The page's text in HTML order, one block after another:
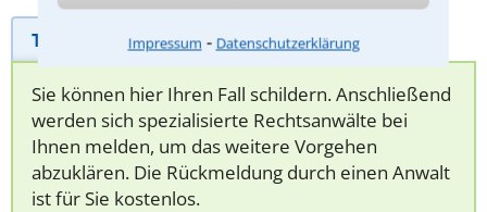
Impressum ⁃ Datenschutzerklärung
Telefonhilfe Beratungsanfrage
Sie können hier Ihren Fall schildern. Anschließend
werden sich spezialisierte Rechtsanwälte bei
Ihnen melden, um das weitere Vorgehen
abzuklären. Die Rückmeldung durch einen Anwalt
ist für Sie kostenlos.